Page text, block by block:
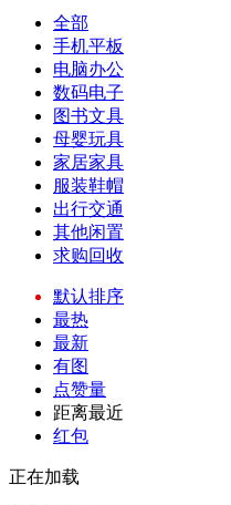
全部
手机平板
电脑办公
数码电子
图书文具
母婴玩具
家居家具
服装鞋帽
出行交通
其他闲置
求购回收
默认排序
最热
最新
有图
点赞量
距离最近
红包
正在加载